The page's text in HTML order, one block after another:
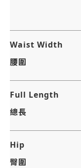
Waist Width
腰圍
Full Length
總長
Hip
臀圍